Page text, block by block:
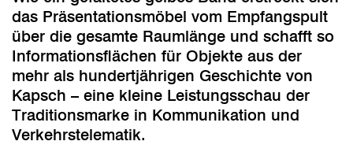
das Präsentationsmöbel vom Empfangspult
über die gesamte Raumlänge und schafft so
Informationsflächen für Objekte aus der
mehr als hundertjährigen Geschichte von
Kapsch – eine kleine Leistungsschau der
Traditionsmarke in Kommunikation und
Verkehrstelematik.